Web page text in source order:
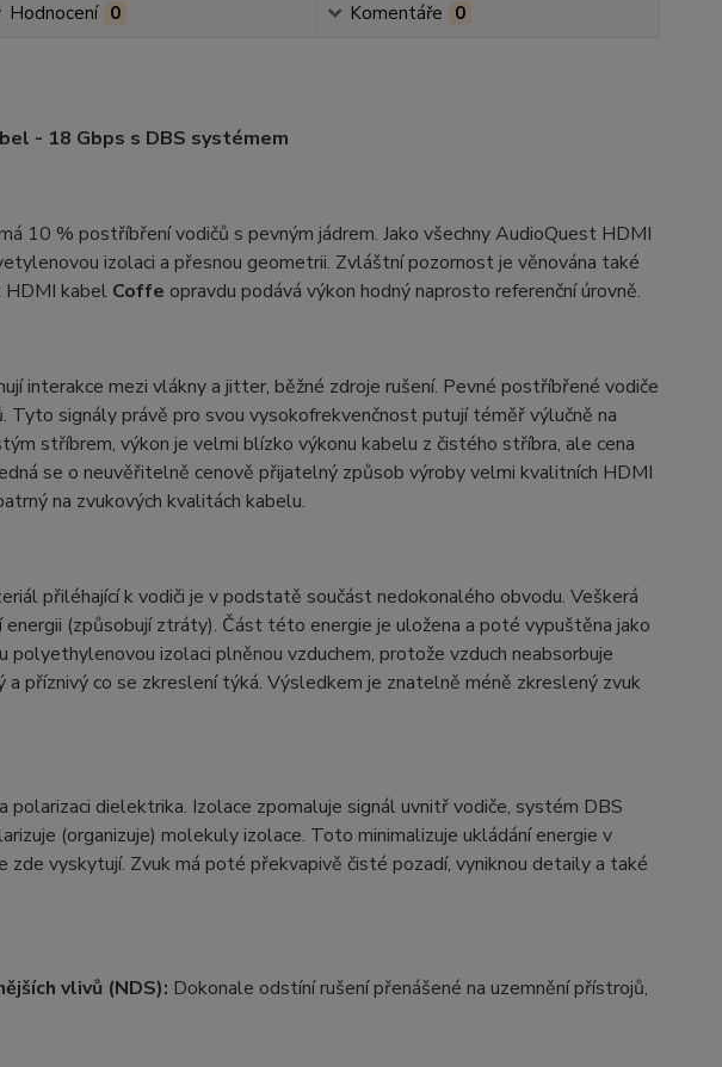
Hodnocení 0 Komentáře 0
- 18 Gbps s DBS systémem
10 % postříbření vodičů s pevným jádrem. Jako všechny AudioQuest HDMI
izolaci a přesnou geometrii. Zvláštní pozornost je věnována také
HDMI kabel Coffe opravdu podává výkon hodný naprosto referenční úrovně.
interakce mezi vlákny a jitter, běžné zdroje rušení. Pevné postříbřené vodiče
Tyto signály právě pro svou vysokofrekvenčnost putují téměř výlučně na
stříbrem, výkon je velmi blízko výkonu kabelu z čistého stříbra, ale cena
se o neuvěřitelně cenově přijatelný způsob výroby velmi kvalitních HDMI
na zvukových kvalitách kabelu.
přiléhající k vodiči je v podstatě součást nedokonalého obvodu. Veškerá
(způsobují ztráty). Část této energie je uložena a poté vypuštěna jako
polyethylenovou izolaci plněnou vzduchem, protože vzduch neabsorbuje
příznivý co se zkreslení týká. Výsledkem je znatelně méně zkreslený zvuk
polarizaci dielektrika. Izolace zpomaluje signál uvnitř vodiče, systém DBS
(organizuje) molekuly izolace. Toto minimalizuje ukládání energie v
zde vyskytují. Zvuk má poté překvapivě čisté pozadí, vyniknou detaily a také
vlivů (NDS): Dokonale odstíní rušení přenášené na uzemnění přístrojů,